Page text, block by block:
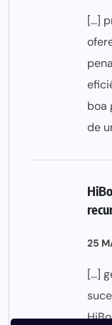
[…]
boa
de
25
[…]